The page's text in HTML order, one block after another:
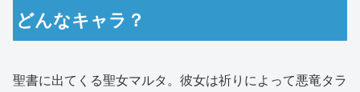
どんなキャラ？
聖書に出てくる聖女マルタ。彼女は祈りによって悪竜タラ